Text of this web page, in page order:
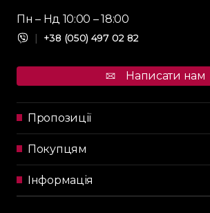
Пн – Нд 10:00 – 18:00
| +38 (050) 497 02 82
Написати нам
Пропозиції
Покупцям
Інформація